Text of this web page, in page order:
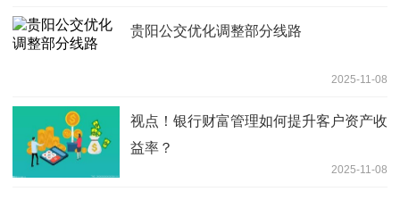
贵阳公交优化调整部分线路
2025-11-08
视点！银行财富管理如何提升客户资产收
益率？
2025-11-08